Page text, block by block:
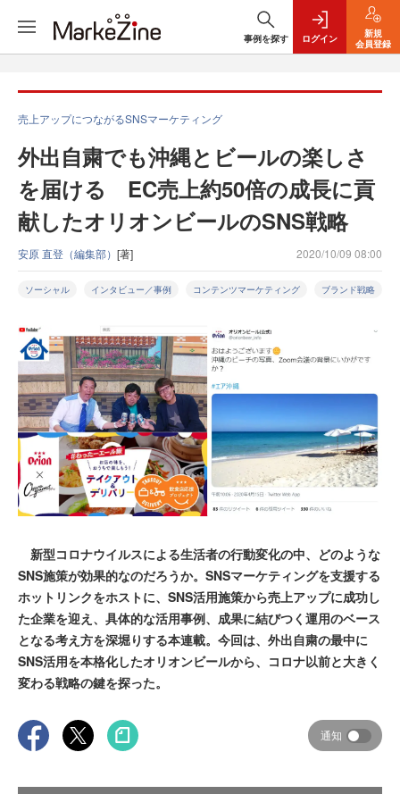
事例を探す ログイン
新規
会員登録
売上アップにつながるSNSマーケティング
外出自粛でも沖縄とビールの楽しさ
を届ける EC売上約50倍の成長に貢
献したオリオンビールのSNS戦略
安原 直登（編集部） [著] 2020/10/09 08:00
ソーシャル インタビュー／事例 コンテンツマーケティング ブランド戦略
新型コロナウイルスによる生活者の行動変化の中、どのような
SNS施策が効果的なのだろうか。SNSマーケティングを支援する
ホットリンクをホストに、SNS活用施策から売上アップに成功し
た企業を迎え、具体的な活用事例、成果に結びつく運用のベース
となる考え方を深堀りする本連載。今回は、外出自粛の最中に
SNS活用を本格化したオリオンビールから、コロナ以前と大きく
変わる戦略の鍵を探った。
通知